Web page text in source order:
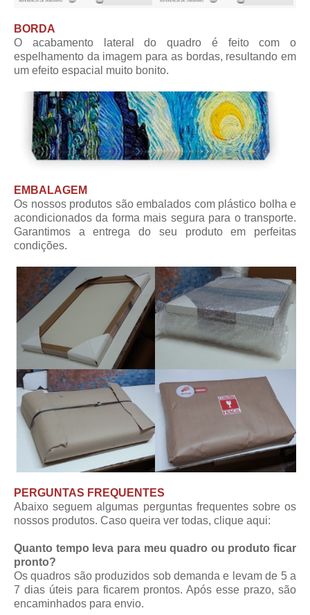
BORDA
O acabamento lateral do quadro é feito com o
espelhamento da imagem para as bordas, resultando em
um efeito espacial muito bonito.
EMBALAGEM
Os nossos produtos são embalados com plástico bolha e
acondicionados da forma mais segura para o transporte.
Garantimos a entrega do seu produto em perfeitas
condições.
PERGUNTAS FREQUENTES
Abaixo seguem algumas perguntas frequentes sobre os
nossos produtos. Caso queira ver todas, clique aqui:
Quanto tempo leva para meu quadro ou produto ficar
pronto?
Os quadros são produzidos sob demanda e levam de 5 a
7 dias úteis para ficarem prontos. Após esse prazo, são
encaminhados para envio.